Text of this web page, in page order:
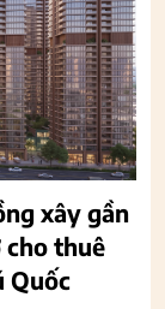
xây gần
cho thuê
Quốc